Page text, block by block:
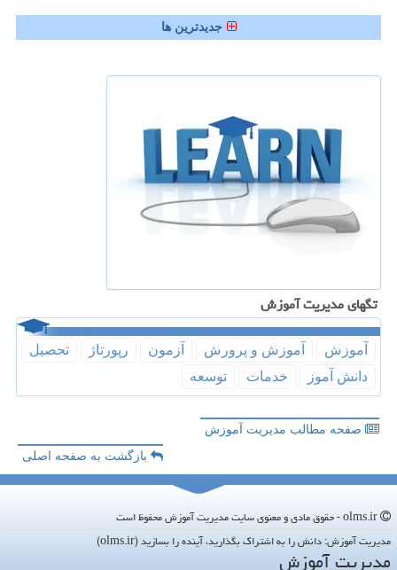
جدیدترین ها
تگهای مدیریت آموزش
آموزش آموزش و پرورش آزمون رپورتاژ
تحصیل
دانش آموز
خدمات توسعه
صفحه مطالب مدیریت آموزش
بازگشت به صفحه اصلی
مدیریت آموزش: دانش را به اشتراک بگذارید، آینده را بسازید (olms.ir)
مدیریت آموزش